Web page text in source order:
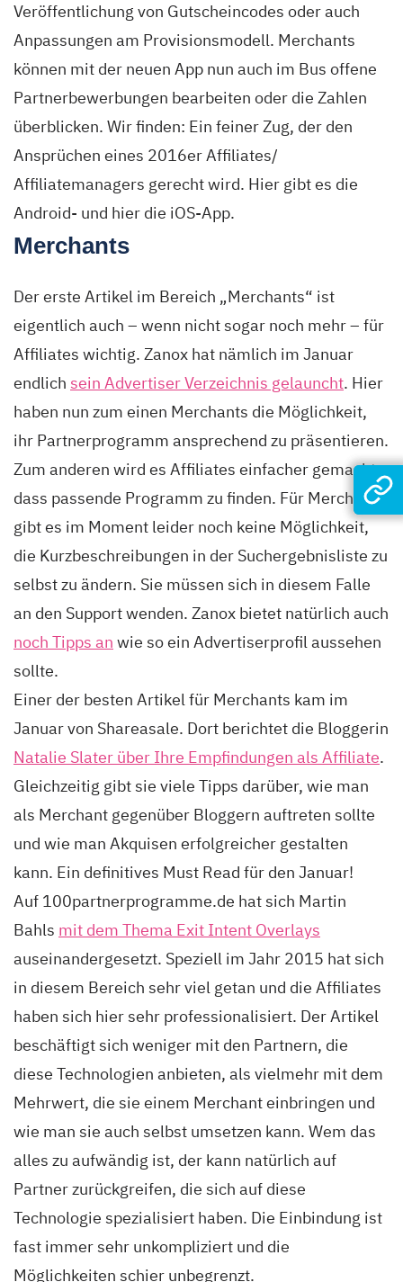
Veröffentlichung von Gutscheincodes oder auch
Anpassungen am Provisionsmodell. Merchants
können mit der neuen App nun auch im Bus offene
Partnerbewerbungen bearbeiten oder die Zahlen
überblicken. Wir finden: Ein feiner Zug, der den
Ansprüchen eines 2016er Affiliates/
Affiliatemanagers gerecht wird. Hier gibt es die
Android- und hier die iOS-App.
Merchants
Der erste Artikel im Bereich „Merchants“ ist
eigentlich auch – wenn nicht sogar noch mehr – für
Affiliates wichtig. Zanox hat nämlich im Januar
endlich sein Advertiser Verzeichnis gelauncht. Hier
haben nun zum einen Merchants die Möglichkeit,
ihr Partnerprogramm ansprechend zu präsentieren.
Zum anderen wird es Affiliates einfacher gemacht,
dass passende Programm zu finden. Für Merchants
gibt es im Moment leider noch keine Möglichkeit,
die Kurzbeschreibungen in der Suchergebnisliste zu
selbst zu ändern. Sie müssen sich in diesem Falle
an den Support wenden. Zanox bietet natürlich auch
noch Tipps an wie so ein Advertiserprofil aussehen
sollte.
Einer der besten Artikel für Merchants kam im
Januar von Shareasale. Dort berichtet die Bloggerin
Natalie Slater über Ihre Empfindungen als Affiliate.
Gleichzeitig gibt sie viele Tipps darüber, wie man
als Merchant gegenüber Bloggern auftreten sollte
und wie man Akquisen erfolgreicher gestalten
kann. Ein definitives Must Read für den Januar!
Auf 100partnerprogramme.de hat sich Martin
Bahls mit dem Thema Exit Intent Overlays
auseinandergesetzt. Speziell im Jahr 2015 hat sich
in diesem Bereich sehr viel getan und die Affiliates
haben sich hier sehr professionalisiert. Der Artikel
beschäftigt sich weniger mit den Partnern, die
diese Technologien anbieten, als vielmehr mit dem
Mehrwert, die sie einem Merchant einbringen und
wie man sie auch selbst umsetzen kann. Wem das
alles zu aufwändig ist, der kann natürlich auf
Partner zurückgreifen, die sich auf diese
Technologie spezialisiert haben. Die Einbindung ist
fast immer sehr unkompliziert und die
Möglichkeiten schier unbegrenzt.